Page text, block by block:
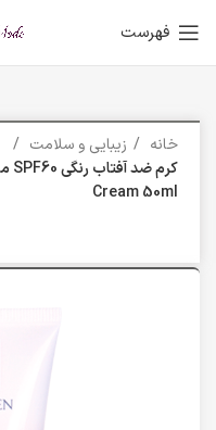
فهرست
خانه
زیبایی و سلامت
Cream 50ml